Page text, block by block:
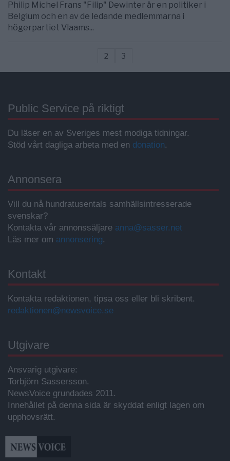
Philip Michel Frans "Filip" Dewinter är en politiker i
Belgium och en av de ledande medlemmarna i
högerpartiet Vlaams...
2 3
Public Service på riktigt
Du läser en av Sveriges mest modiga tidningar.
Stöd vårt dagliga arbeta med en donation.
Annonsera
Vill du nå hundratusentals samhällsintresserade
svenskar?
Kontakta vår annonssäljare anna@sasser.net
Läs mer om annonsering.
Kontakt
Kontakta redaktionen, tipsa oss eller bli skribent.
redaktionen@newsvoice.se
Utgivare
Ansvarig utgivare:
Torbjörn Sassersson.
NewsVoice grundades 2011.
Innehållet på denna sida är skyddat enligt lagen om
upphovsrätt.